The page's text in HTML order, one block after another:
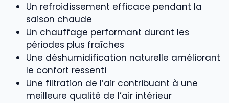
Un refroidissement efficace pendant la
saison chaude
Un chauffage performant durant les
périodes plus fraîches
Une déshumidification naturelle améliorant
le confort ressenti
Une filtration de l’air contribuant à une
meilleure qualité de l’air intérieur